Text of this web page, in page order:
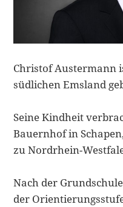
Christof Austermann
südlichen Emsland
Seine Kindheit
Bauernhof in
zu Nordrhein-
Nach der
der